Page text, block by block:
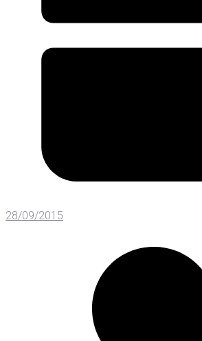
28/09/2015